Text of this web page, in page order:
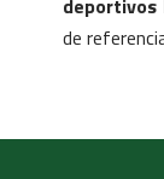
de